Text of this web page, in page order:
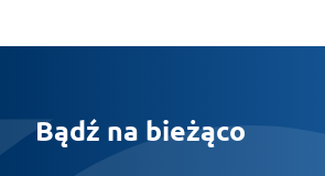
Bądź na bieżąco